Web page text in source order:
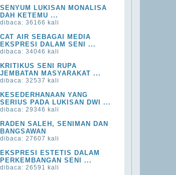
SENYUM LUKISAN MONALISA
DAH KETEMU ...
dibaca: 36166 kali
CAT AIR SEBAGAI MEDIA
EKSPRESI DALAM SENI ...
dibaca: 34046 kali
KRITIKUS SENI RUPA
JEMBATAN MASYARAKAT ...
dibaca: 32537 kali
KESEDERHANAAN YANG
SERIUS PADA LUKISAN DWI ...
dibaca: 29346 kali
RADEN SALEH, SENIMAN DAN
BANGSAWAN
dibaca: 27607 kali
EKSPRESI ESTETIS DALAM
PERKEMBANGAN SENI ...
dibaca: 26591 kali